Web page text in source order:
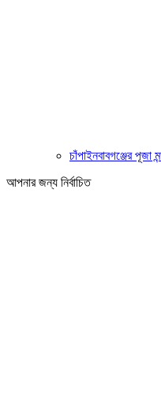
চাঁপাইনবাবগঞ্জের পূজা
আপনার জন্য নির্বাচিত